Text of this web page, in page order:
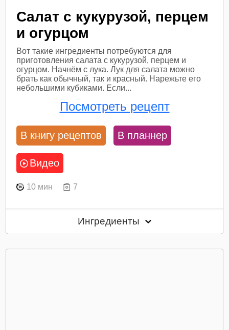
Салат с кукурузой, перцем
и огурцом
Вот такие ингредиенты потребуются для
приготовления салата с кукурузой, перцем и
огурцом. Начнём с лука. Лук для салата можно
брать как обычный, так и красный. Нарежьте его
небольшими кубиками. Если...
Посмотреть рецепт
В книгу рецептов В планнер
Видео
10 мин 7
Ингредиенты